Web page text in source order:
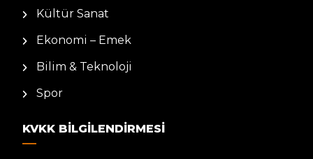
Kültür Sanat
Ekonomi – Emek
Bilim & Teknoloji
Spor
KVKK BILGILENDIRMESI